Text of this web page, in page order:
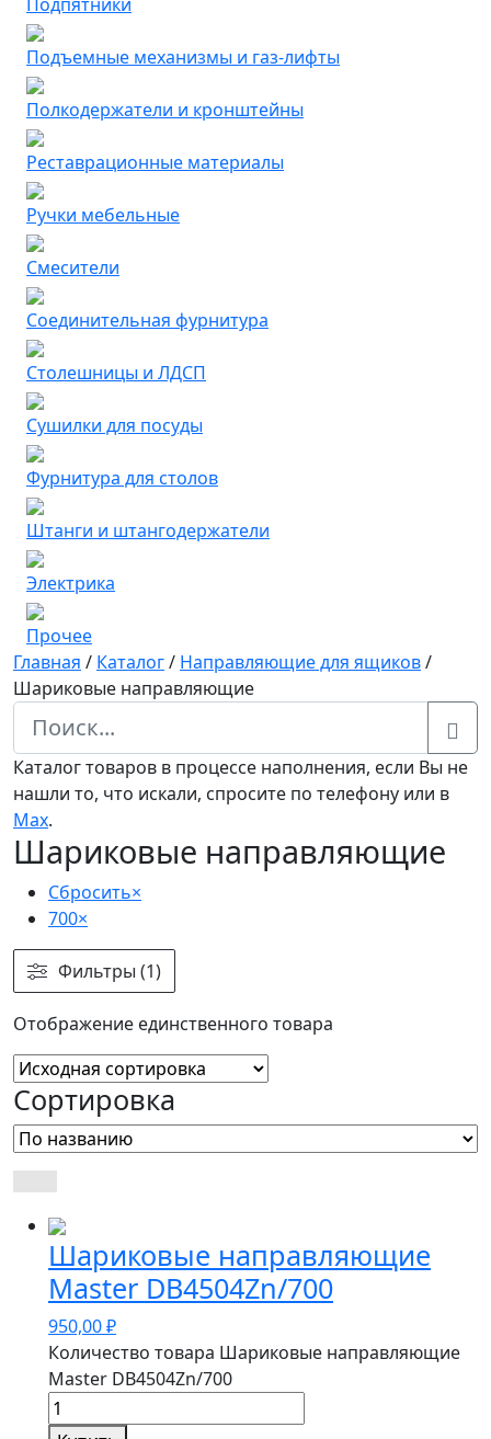
Подъемные механизмы и газ-лифты
Полкодержатели и кронштейны
Реставрационные материалы
Ручки мебельные
Смесители
Соединительная фурнитура
Столешницы и ЛДСП
Сушилки для посуды
Фурнитура для столов
Штанги и штангодержатели
Электрика
Прочее
Главная / Каталог/ Направляющие для ящиков/
Шариковые направляющие
Каталог товаров в процессе наполнения, если Вы не
нашли то, что искали, спросите по телефону или в
Мах.
Шариковые направляющие
Сбросить×
700×
Фильтры (1)
Отображение единственного товара
Сортировка
Шариковые направляющие
Master DB4504Zn/700
950,00₽
Количество товара Шариковые направляющие
Master DB4504Zn/700